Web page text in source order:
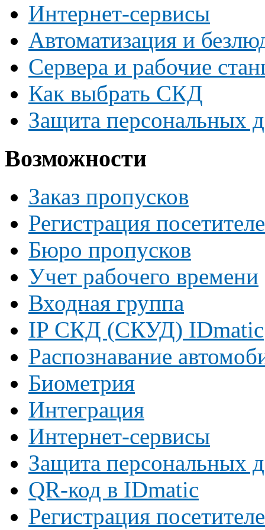
Интернет-сервисы
Автоматизация и
Сервера и рабочие
Как выбрать СКД
Защита персональных
Возможности
Заказ пропусков
Регистрация
Бюро пропусков
Учет рабочего времени
Входная группа
IP СКД (СКУД) IDmatic
Распознавание
Биометрия
Интеграция
Интернет-сервисы
Защита персональных
QR-код в IDmatic
Регистрация